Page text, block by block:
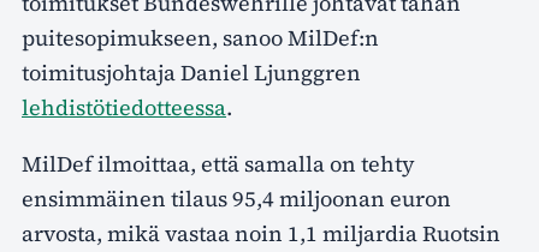
puitesopimukseen, sanoo MilDef:n
toimitusjohtaja Daniel Ljunggren
lehdistötiedotteessa.
MilDef ilmoittaa, että samalla on tehty
ensimmäinen tilaus 95,4 miljoonan euron
arvosta, mikä vastaa noin 1,1 miljardia Ruotsin